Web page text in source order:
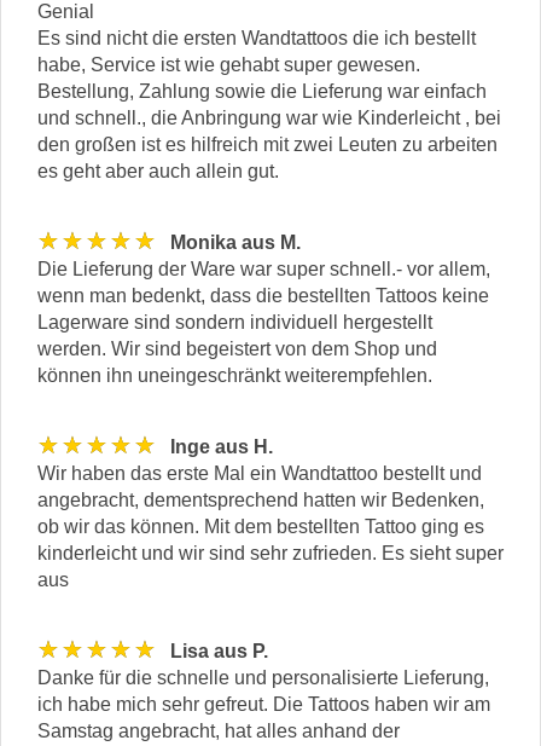
Genial
Es sind nicht die ersten Wandtattoos die ich bestellt
habe, Service ist wie gehabt super gewesen.
Bestellung, Zahlung sowie die Lieferung war einfach
und schnell., die Anbringung war wie Kinderleicht , bei
den großen ist es hilfreich mit zwei Leuten zu arbeiten
es geht aber auch allein gut.
★★★★★
Monika aus M.
Die Lieferung der Ware war super schnell.- vor allem,
wenn man bedenkt, dass die bestellten Tattoos keine
Lagerware sind sondern individuell hergestellt
werden. Wir sind begeistert von dem Shop und
können ihn uneingeschränkt weiterempfehlen.
★★★★★
Inge aus H.
Wir haben das erste Mal ein Wandtattoo bestellt und
angebracht, dementsprechend hatten wir Bedenken,
ob wir das können. Mit dem bestellten Tattoo ging es
kinderleicht und wir sind sehr zufrieden. Es sieht super
aus
★★★★★
Lisa aus P.
Danke für die schnelle und personalisierte Lieferung,
ich habe mich sehr gefreut. Die Tattoos haben wir am
Samstag angebracht, hat alles anhand der